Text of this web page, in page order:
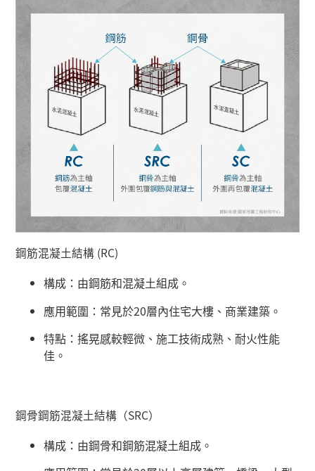
鋼筋混凝土結構 (RC)
構成：由鋼筋和混凝土組成。
應用範圍：常見於20層內住宅大樓、商業建築。
特點：搖晃感較輕微、施工技術成熟、耐火性能
佳。
鋼骨鋼筋混凝土結構（SRC）
構成：由鋼骨和鋼筋混凝土組成。